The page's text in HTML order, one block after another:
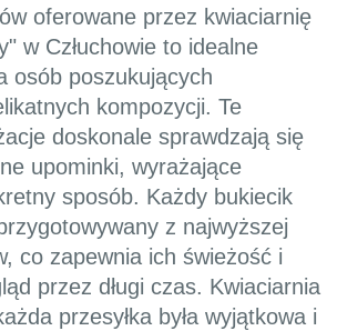
oferowane przez kwiaciarnię
w Człuchowie to idealne
osób poszukujących
kompozycji. Te
doskonale sprawdzają się
upominki, wyrażające
sposób. Każdy bukiecik
z najwyższej
co zapewnia ich świeżość i
przez długi czas. Kwiaciarnia
przesyłka była wyjątkowa i